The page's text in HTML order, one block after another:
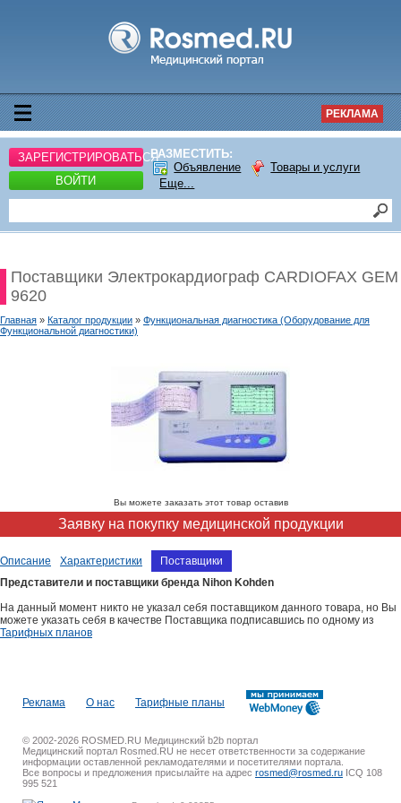
РЕКЛАМА
ЗАРЕГИСТРИРОВАТЬСЯ
ВОЙТИ
РАЗМЕСТИТЬ:
Объявление
Товары и услуги
Еще...
Поставщики Электрокардиограф CARDIOFAX GEM
9620
Главная » Каталог продукции » Функциональная диагностика (Оборудование для
Функциональной диагностики)
Вы можете заказать этот товар оставив
Заявку на покупку медицинской продукции
Описание Характеристики
Поставщики
Представители и поставщики бренда Nihon Kohden
На данный момент никто не указал себя поставщиком данного товара, но Вы
можете указать себя в качестве Поставщика подписавшись по одному из
Тарифных планов
Реклама О нас Тарифные планы
© 2002-2026 ROSMED.RU Медицинский b2b портал
Медицинский портал Rosmed.RU не несет ответственности за содержание
информации оставленной рекламодателями и посетителями портала.
Все вопросы и предложения присылайте на адрес rosmed@rosmed.ru ICQ 108
995 521